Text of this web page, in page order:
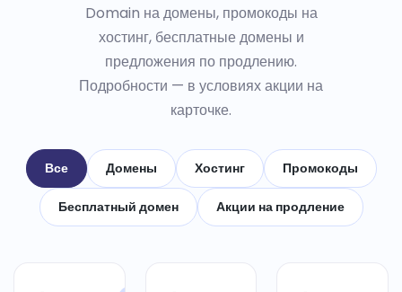
Domain на домены, промокоды на
хостинг, бесплатные домены и
предложения по продлению.
Подробности — в условиях акции на
карточке.
Все Домены Хостинг Промокоды
Бесплатный домен Акции на продление